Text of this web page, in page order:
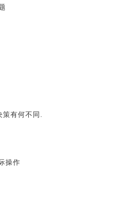
有何不同.
操作